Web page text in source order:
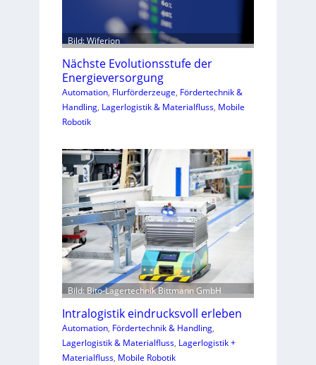
Bild: Wiferion
Nächste Evolutionsstufe der
Energieversorgung
Automation, Flurförderzeuge, Fördertechnik &
Handling, Lagerlogistik & Materialfluss, Mobile
Robotik
Bild: Bito-Lagertechnik Bittmann GmbH
Intralogistik eindrucksvoll erleben
Automation, Fördertechnik & Handling
Lagerlogistik & Materialfluss, Lagerlogistik +
Materialfluss, Mobile Robotik